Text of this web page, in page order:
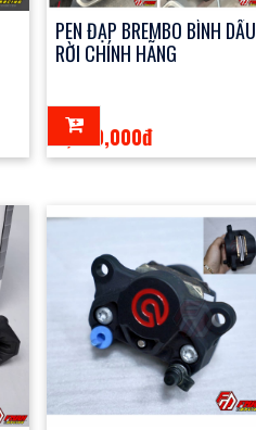
PEN ĐẠP BREMBO BÌNH DẦU
RỜI CHÍNH HÃNG
2,500,000đ